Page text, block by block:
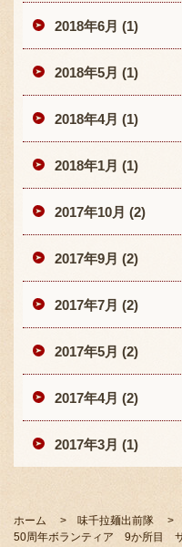
2018年6月 (1)
2018年5月 (1)
2018年4月 (1)
2018年1月 (1)
2017年10月 (2)
2017年9月 (2)
2017年7月 (2)
2017年5月 (2)
2017年4月 (2)
2017年3月 (1)
ホーム
味千拉麺出前隊
50周年ボランティア 9か所目